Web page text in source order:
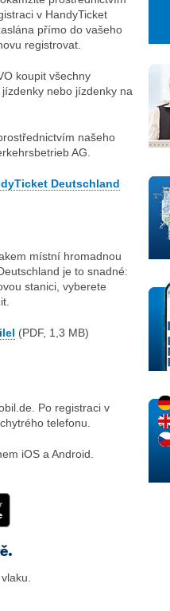
v HandyTicket
přímo do vašeho
registrovat.
koupit všechny
nebo jízdenky na
našeho
AG.
Deutschland
místní hromadnou
je to snadné:
stanici, vyberete
(PDF, 1,3 MB)
Po registraci v
telefonu.
iOS a Android.
23 24
31